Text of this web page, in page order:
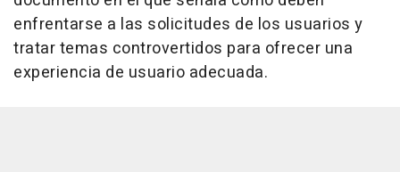
enfrentarse a las solicitudes de los usuarios y
tratar temas controvertidos para ofrecer una
experiencia de usuario adecuada.